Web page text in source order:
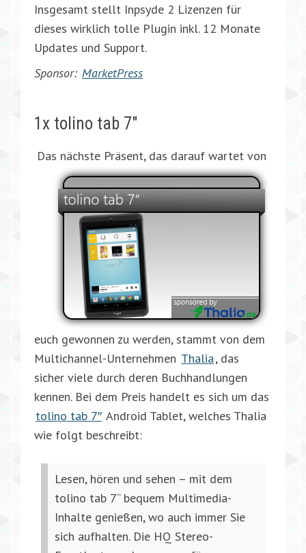
Insgesamt stellt Inpsyde 2 Lizenzen für
dieses wirklich tolle Plugin inkl. 12 Monate
Updates und Support.
Sponsor: MarketPress
1x tolino tab 7″
Das nächste Präsent, das darauf wartet von
euch gewonnen zu werden, stammt von dem
Multichannel-Unternehmen Thalia, das
sicher viele durch deren Buchhandlungen
kennen. Bei dem Preis handelt es sich um das
tolino tab 7″ Android Tablet, welches Thalia
wie folgt beschreibt:
Lesen, hören und sehen – mit dem
tolino tab 7“ bequem Multimedia-
Inhalte genießen, wo auch immer Sie
sich aufhalten. Die HQ Stereo-